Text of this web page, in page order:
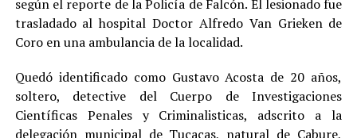
según el reporte de la Policía de Falcón. El lesionado fue
trasladado al hospital Doctor Alfredo Van Grieken de
Coro en una ambulancia de la localidad.
Quedó identificado como Gustavo Acosta de 20 años,
soltero, detective del Cuerpo de Investigaciones
Científicas Penales y Criminalisticas, adscrito a la
delegación municipal de Tucacas, natural de Cabure,